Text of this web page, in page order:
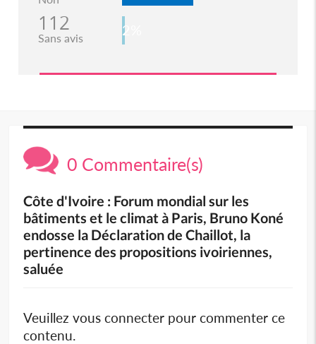
112
Sans avis 2%
0 Commentaire(s)
Côte d'Ivoire : Forum mondial sur les
bâtiments et le climat à Paris, Bruno Koné
endosse la Déclaration de Chaillot, la
pertinence des propositions ivoiriennes,
saluée
Veuillez vous connecter pour commenter ce
contenu.